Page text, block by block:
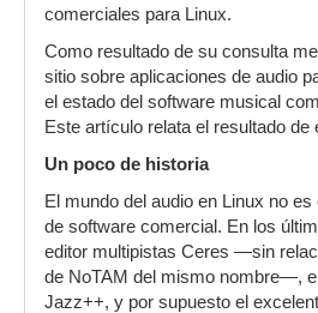
comerciales para Linux.
Como resultado de su consulta
sitio sobre aplicaciones de audio
el estado del software musical
Este artículo relata el resultado de
Un poco de historia
El mundo del audio en Linux no
de software comercial. En los
editor multipistas Ceres —sin
de NoTAM del mismo nombre—,
Jazz++, y por supuesto el